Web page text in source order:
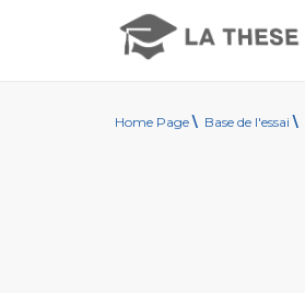
Home Page \ Base de l'essai \